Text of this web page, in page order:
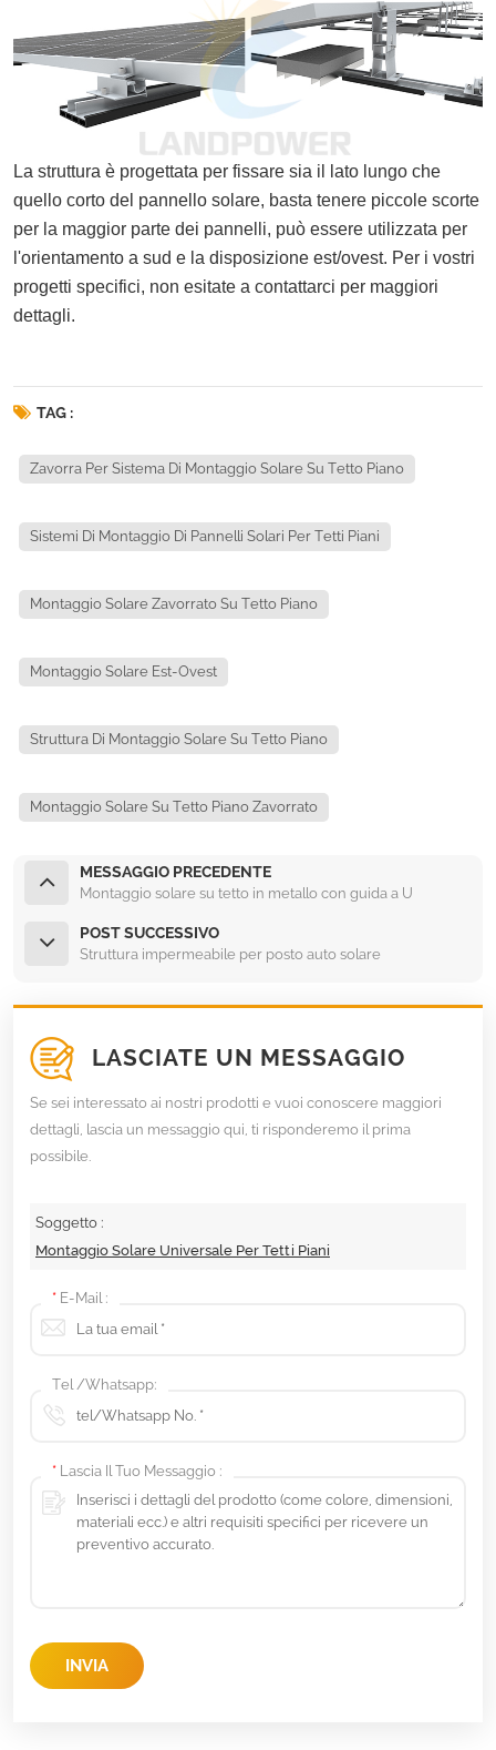
La struttura è progettata per fissare sia il lato lungo che
quello corto del pannello solare, basta tenere piccole scorte
per la maggior parte dei pannelli, può essere utilizzata per
l'orientamento a sud e la disposizione est/ovest. Per i vostri
progetti specifici, non esitate a contattarci per maggiori
dettagli.
TAG :
Zavorra Per Sistema Di Montaggio Solare Su Tetto Piano
Sistemi Di Montaggio Di Pannelli Solari Per Tetti Piani
Montaggio Solare Zavorrato Su Tetto Piano
Montaggio Solare Est-Ovest
Struttura Di Montaggio Solare Su Tetto Piano
Montaggio Solare Su Tetto Piano Zavorrato
MESSAGGIO PRECEDENTE
Montaggio solare su tetto in metallo con guida a U
POST SUCCESSIVO
Struttura impermeabile per posto auto solare
LASCIATE UN MESSAGGIO
Se sei interessato ai nostri prodotti e vuoi conoscere maggiori
dettagli, lascia un messaggio qui, ti risponderemo il prima
possibile.
Soggetto :
Montaggio Solare Universale Per Tetti Piani
* E-Mail :
Tel /Whatsapp:
* Lascia Il Tuo Messaggio :
INVIA